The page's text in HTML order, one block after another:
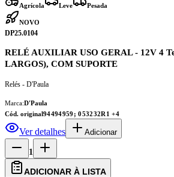
Agrícola Leve Pesada
NOVO
DP25.0104
RELÉ AUXILIAR USO GERAL - 12V 4
LARGOS), COM SUPORTE
Relés - D'Paula
Marca:D'Paula
Cód. original94494959; 053232R1 +4
Ver detalhes Adicionar
1
ADICIONAR À LISTA